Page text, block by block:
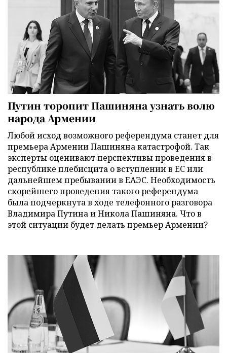
Путин торопит Пашиняна узнать волю
народа Армении
Любой исход возможного референдума станет для
премьера Армении Пашиняна катастрофой. Так
эксперты оценивают перспективы проведения в
республике плебисцита о вступлении в ЕС или
дальнейшем пребывании в ЕАЭС. Необходимость
скорейшего проведения такого референдума
была подчеркнута в ходе телефонного разговора
Владимира Путина и Никола Пашиняна. Что в
этой ситуации будет делать премьер Армении?